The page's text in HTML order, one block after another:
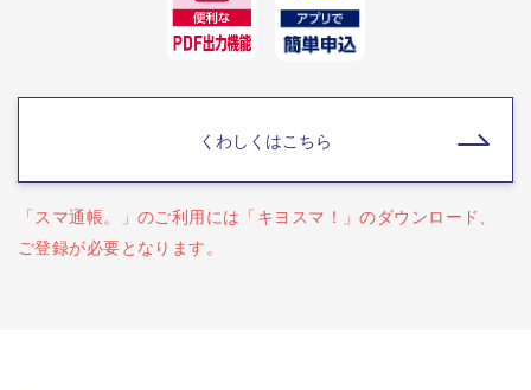
くわしくはこちら
「スマ通帳。」のご利用には「キヨスマ！」のダウンロード、
ご登録が必要となります。